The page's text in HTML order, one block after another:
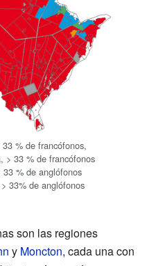
% de francófonos,
> 33 % de francófonos
% de anglófonos
33% de anglófonos
son las regiones
y Moncton, cada una con